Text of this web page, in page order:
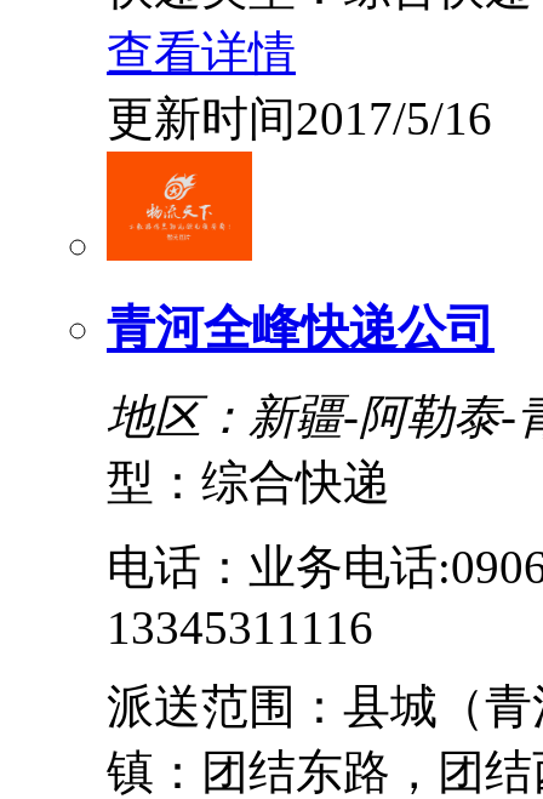
查看详情
更新时间2017/5/16
青河全峰快递公司
地区：新疆-阿勒泰-
型：综合快递
电话：业务电话
13345311116
派送范围：县城（
镇：团结东路，团